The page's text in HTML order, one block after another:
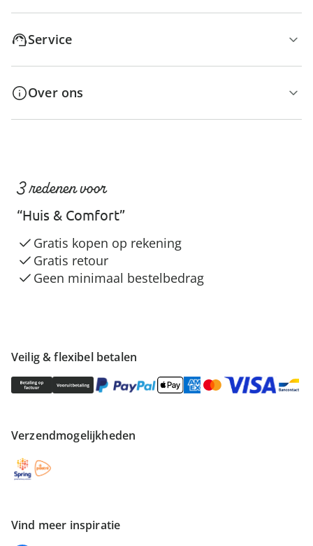
Service
Over ons
Veilig & flexibel betalen
Verzendmogelijkheden
Vind meer inspiratie
3 redenen voor
“Huis & Comfort”
Gratis kopen op rekening
Gratis retour
Geen minimaal bestelbedrag